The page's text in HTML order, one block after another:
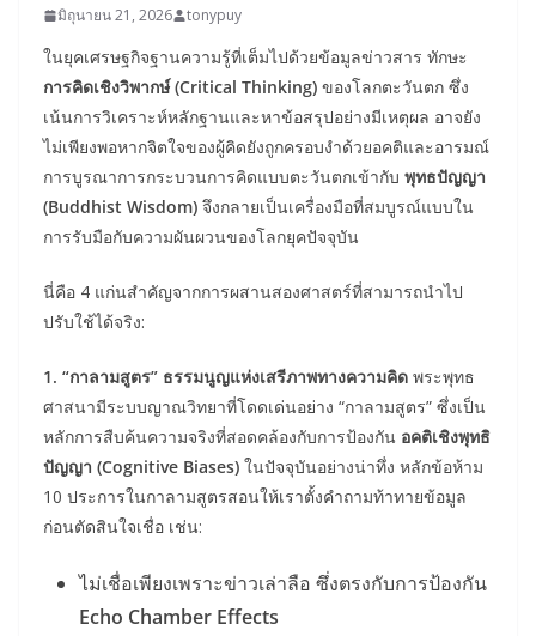
มิถุนายน 21, 2026 tonypuy
ในยุคเศรษฐกิจฐานความรู้ที่เต็มไปด้วยข้อมูลข่าวสาร ทักษะ
การคิดเชิงวิพากษ์ (Critical Thinking) ของโลกตะวันตก ซึ่ง
เน้นการวิเคราะห์หลักฐานและหาข้อสรุปอย่างมีเหตุผล อาจยัง
ไม่เพียงพอหากจิตใจของผู้คิดยังถูกครอบงำด้วยอคติและอารมณ์
การบูรณาการกระบวนการคิดแบบตะวันตกเข้ากับ พุทธปัญญา
(Buddhist Wisdom) จึงกลายเป็นเครื่องมือที่สมบูรณ์แบบใน
การรับมือกับความผันผวนของโลกยุคปัจจุบัน
นี่คือ 4 แก่นสำคัญจากการผสานสองศาสตร์ที่สามารถนำไป
ปรับใช้ได้จริง:
1. “กาลามสูตร” ธรรมนูญแห่งเสรีภาพทางความคิด พระพุทธ
ศาสนามีระบบญาณวิทยาที่โดดเด่นอย่าง “กาลามสูตร” ซึ่งเป็น
หลักการสืบค้นความจริงที่สอดคล้องกับการป้องกัน อคติเชิงพุทธิ
ปัญญา (Cognitive Biases) ในปัจจุบันอย่างน่าทึ่ง หลักข้อห้าม
10 ประการในกาลามสูตรสอนให้เราตั้งคำถามท้าทายข้อมูล
ก่อนตัดสินใจเชื่อ เช่น:
ไม่เชื่อเพียงเพราะข่าวเล่าลือ ซึ่งตรงกับการป้องกัน
Echo Chamber Effects